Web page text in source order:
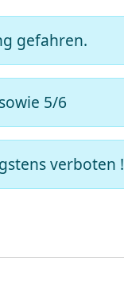
gefahren.
5/6
verboten !